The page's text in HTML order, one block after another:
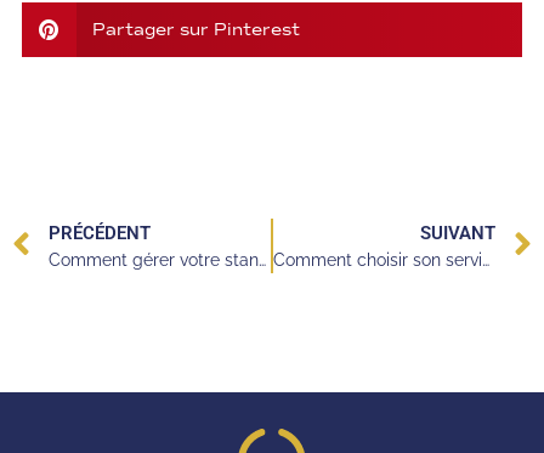
Partager sur Pinterest
PRÉCÉDENT
Comment gérer votre standard téléphonique pendant les vacances ?
SUIVANT
Comment choisir son service de télésecrétariat ?